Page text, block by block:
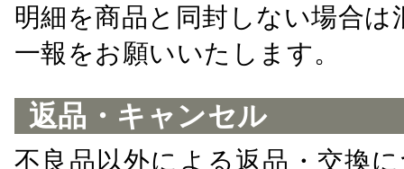
明細を商品と同封しない場合
一報をお願いいたします。
返品・キャンセル
不良品以外による返品・交換